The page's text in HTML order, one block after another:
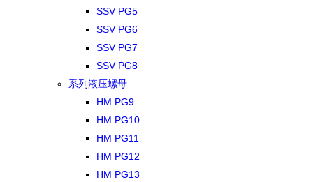
SSV PG5
SSV PG6
SSV PG7
SSV PG8
系列液压螺母
HM PG9
HM PG10
HM PG11
HM PG12
HM PG13